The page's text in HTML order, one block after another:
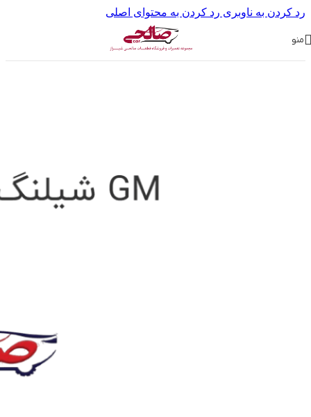
رد کردن به ناوبری رد کردن به محتوای اصلی
منو